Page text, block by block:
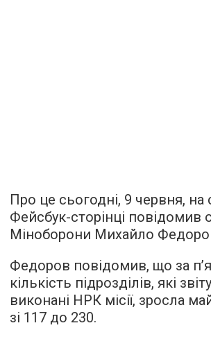
Про це сьогодні, 9 червня, на
Фейсбук-сторінці повідомив
Міноборони Михайло
Федоров повідомив, що за
кількість підрозділів, які
виконані НРК місії, зросла
зі 117 до 230.